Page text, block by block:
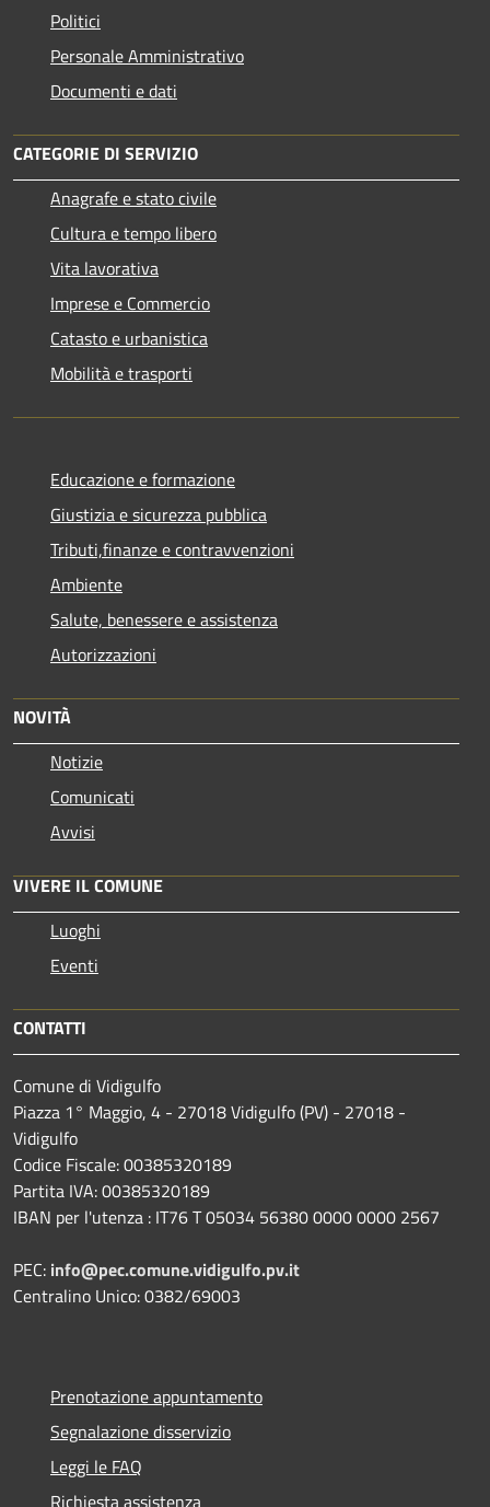
Politici
Personale Amministrativo
Documenti e dati
CATEGORIE DI SERVIZIO
Anagrafe e stato civile
Cultura e tempo libero
Vita lavorativa
Imprese e Commercio
Catasto e urbanistica
Mobilità e trasporti
Educazione e formazione
Giustizia e sicurezza pubblica
Tributi,finanze e contravvenzioni
Ambiente
Salute, benessere e assistenza
Autorizzazioni
NOVITÀ
Notizie
Comunicati
Avvisi
VIVERE IL COMUNE
Luoghi
Eventi
CONTATTI
Comune di Vidigulfo
Piazza 1° Maggio, 4 - 27018 Vidigulfo (PV) - 27018 -
Vidigulfo
Codice Fiscale: 00385320189
Partita IVA: 00385320189
IBAN per l'utenza : IT76 T 05034 56380 0000 0000 2567
PEC: info@pec.comune.vidigulfo.pv.it
Centralino Unico: 0382/69003
Prenotazione appuntamento
Segnalazione disservizio
Leggi le FAQ
Richiesta assistenza